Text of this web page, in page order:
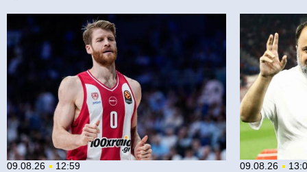
09.08.26 12:59 09.08.26